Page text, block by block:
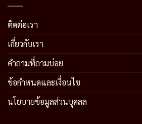
ติดต่อเรา
เกี่ยวกับเรา
คำถามที่ถามบ่อย
ข้อกำหนดและเงื่อนไข
นโยบายข้อมูลส่วนบุคลล